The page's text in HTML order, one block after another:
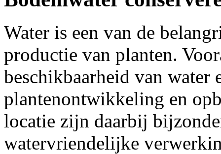
Water is een van de
productie van planten.
beschikbaarheid van water
plantenontwikkeling en
locatie zijn daarbij
watervriendelijke